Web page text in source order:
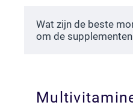
Wat zijn de beste
om de